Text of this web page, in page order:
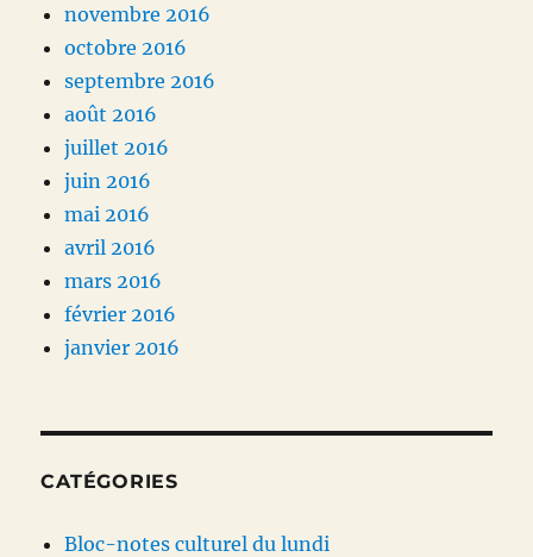
novembre 2016
octobre 2016
septembre 2016
août 2016
juillet 2016
juin 2016
mai 2016
avril 2016
mars 2016
février 2016
janvier 2016
CATÉGORIES
Bloc-notes culturel du lundi